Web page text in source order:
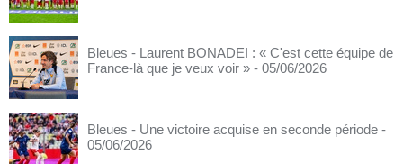
Bleues - Laurent BONADEI : « C'est cette équipe de
France-là que je veux voir » - 05/06/2026
Bleues - Une victoire acquise en seconde période -
05/06/2026